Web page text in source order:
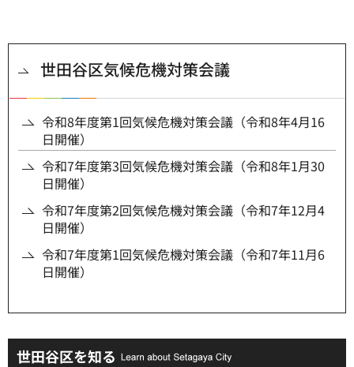
世田谷区気候危機対策会議
令和8年度第1回気候危機対策会議（令和8年4月16
日開催）
令和7年度第3回気候危機対策会議（令和8年1月30
日開催）
令和7年度第2回気候危機対策会議（令和7年12月4
日開催）
令和7年度第1回気候危機対策会議（令和7年11月6
日開催）
世田谷区を知る